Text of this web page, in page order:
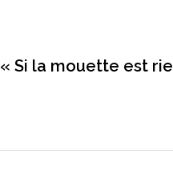
« Si la mouette est